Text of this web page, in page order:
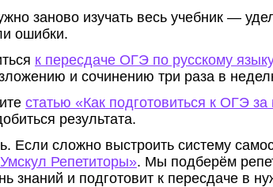
заново изучать весь учебник —
ошибки.
к пересдаче ОГЭ по русскому
и сочинению три раза в
статью «Как подготовиться к ОГЭ за
результата.
Если сложно выстроить систему
Репетиторы». Мы подберём
знаний и подготовит к пересдаче в